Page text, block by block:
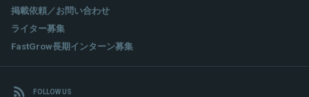
掲載依頼／お問い合わせ
ライター募集
FastGrow長期インターン募集
FOLLOW US